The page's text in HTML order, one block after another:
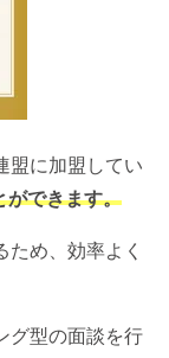
盟に加盟してい
ができます。
ため、効率よく
グ型の面談を行